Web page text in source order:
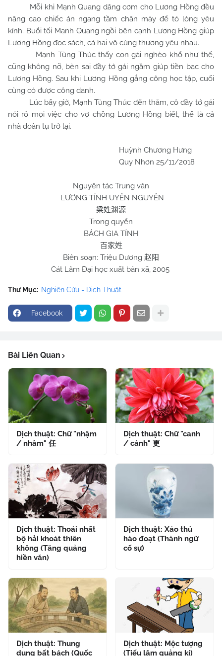
Mỗi khi Mạnh Quang dâng cơm cho Lương Hồng đều
nâng cao chiếc án ngang tầm chân mày để tỏ lòng yêu
kính. Buổi tối Mạnh Quang ngồi bên cạnh Lương Hồng giúp
Lương Hồng đọc sách, cả hai vô cùng thương yêu nhau.
Mạnh Tùng Thúc thấy con gái nghèo khổ như thế,
cũng không nỡ, bèn sai đầy tớ gái ngầm giúp tiền bạc cho
Lương Hồng. Sau khi Lương Hồng gắng công học tập, cuối
cùng có được công danh.
Lúc bấy giờ, Mạnh Tùng Thúc đến thăm, cô đầy tớ gái
nói rõ mọi việc cho vợ chồng Lương Hồng biết, thế là cả
nhà đoàn tụ trở lại.
Huỳnh Chương Hưng
Quy Nhơn 25/11/2018
Nguyên tác Trung văn
LƯƠNG TÍNH UYÊN NGUYÊN
梁姓渊源
Trong quyển
BÁCH GIA TÍNH
百家姓
Biên soạn: Triệu Dương 赵阳
Cát Lâm Đại học xuất bản xã, 2005
Thư Mục: Nghiên Cứu - Dịch Thuật
Facebook
Bài Liên Quan
Dịch thuật: Chữ "nhậm
/ nhâm" 任
Dịch thuật: Chữ "canh
/ cánh" 更
Dịch thuật: Thoái nhất
bộ hải khoát thiên
không (Tăng quảng
hiền văn)
Dịch thuật: Xảo thủ
hào đoạt (Thành ngữ
cố sự)
Dịch thuật: Thung
dung bất bách (Quốc
Dịch thuật: Mộc tượng
(Tiếu lâm quảng kí)